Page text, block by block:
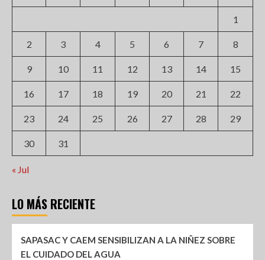
1
2 3 4 5 6 7 8
9 10 11 12 13 14 15
16 17 18 19 20 21 22
23 24 25 26 27 28 29
30 31
« Jul
LO MÁS RECIENTE
SAPASAC Y CAEM SENSIBILIZAN A LA NIÑEZ SOBRE
EL CUIDADO DEL AGUA